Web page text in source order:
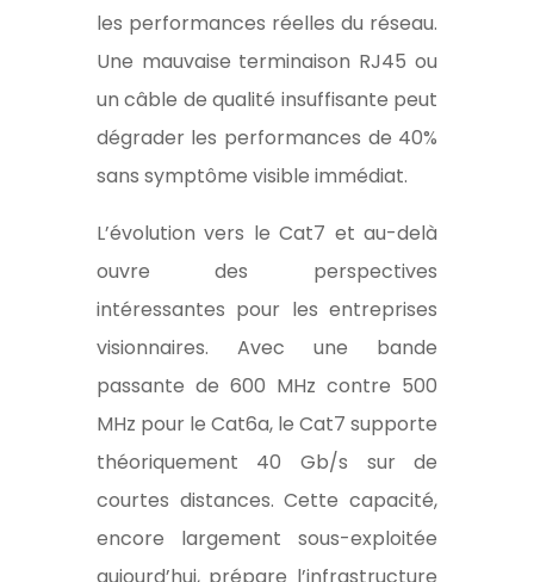
les performances réelles du réseau.
Une mauvaise terminaison RJ45 ou
un câble de qualité insuffisante peut
dégrader les performances de 40%
sans symptôme visible immédiat.
L’évolution vers le Cat7 et au-delà
ouvre des perspectives
intéressantes pour les entreprises
visionnaires. Avec une bande
passante de 600 MHz contre 500
MHz pour le Cat6a, le Cat7 supporte
théoriquement 40 Gb/s sur de
courtes distances. Cette capacité,
encore largement sous-exploitée